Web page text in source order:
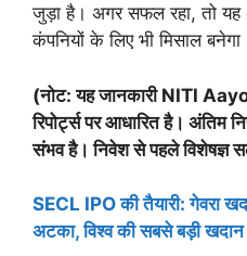
जुड़ा है। अगर सफल रहा, तो
कंपनियों के लिए भी मिसाल
(नोट: यह जानकारी NITI Aayog
रिपोर्ट्स पर आधारित है। अंतिम
संभव है। निवेश से पहले विशेषज्ञ
SECL IPO की तैयारी: गेवरा
अटका, विश्व की सबसे बड़ी खदान